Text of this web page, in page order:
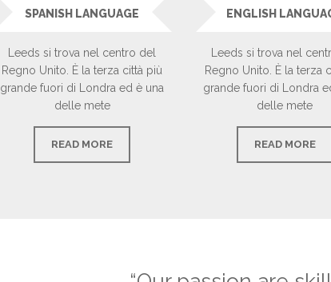
SPANISH LANGUAGE
Leeds si trova nel centro del
Regno Unito. È la terza città più
grande fuori di Londra ed è una
delle mete
READ MORE
ENGLISH
Leeds si trova nel
Regno Unito. È la terza
grande fuori di Londra
delle mete
READ MORE